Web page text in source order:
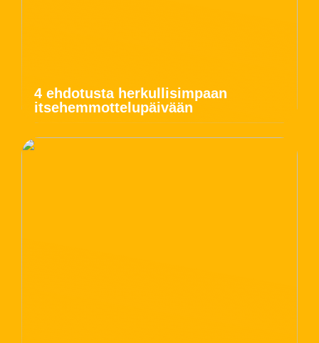
4 ehdotusta herkullisimpaan
itsehemmottelupäivään